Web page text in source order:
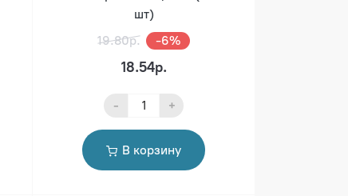
шт)
19.80р.
-6%
18.54р.
- +
В корзину